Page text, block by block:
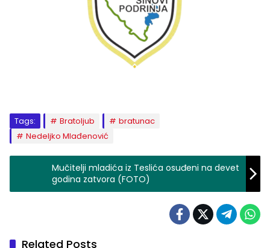
Tags: Bratoljub
bratunac
Nedeljko Mlađenović
Mučitelji mladića iz Teslića osuđeni na devet
godina zatvora (FOTO)
Related Posts